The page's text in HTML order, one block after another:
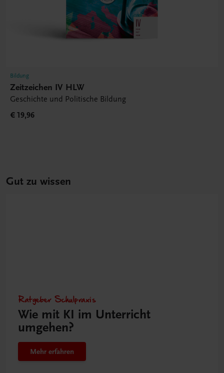
Bildung
Zeitzeichen IV HLW
Geschichte und Politische Bildung
€ 19,96
Gut zu wissen
Ratgeber Schulpraxis
Wie mit KI im Unterricht
umgehen?
Mehr erfahren